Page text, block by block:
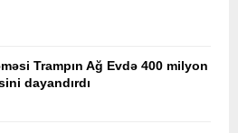
Trampın Ağ Evdə 400 milyon
dayandırdı